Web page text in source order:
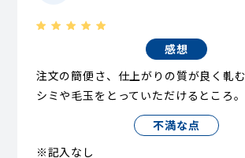
感想
注文の簡便さ、仕上がりの質が良く軋む
シミや毛玉をとっていただけるところ。
不満な点
※記入なし